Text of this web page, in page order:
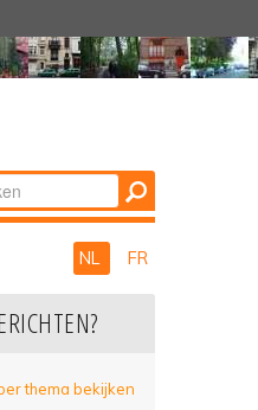
NL FR
thema bekijken